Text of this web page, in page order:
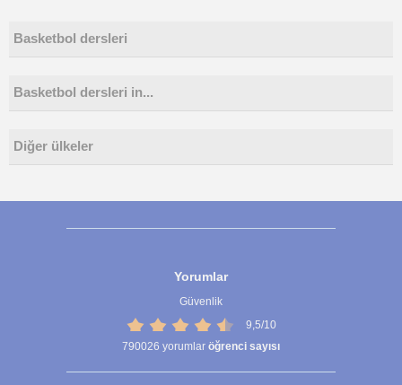
Basketbol dersleri
Basketbol dersleri in...
Diğer ülkeler
Yorumlar
Güvenlik
9,5/10
790026 yorumlar öğrenci sayısı